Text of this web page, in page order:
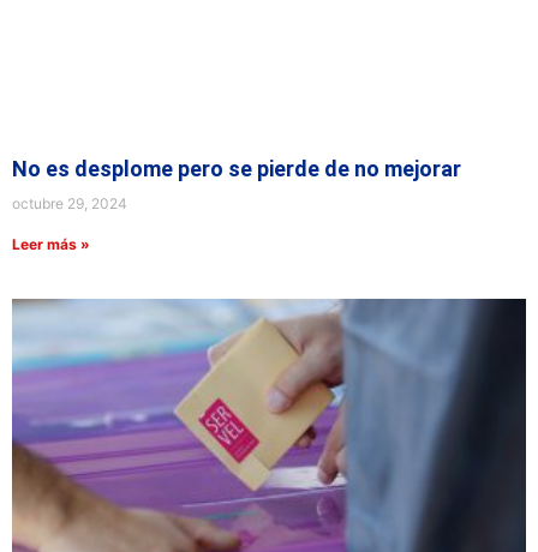
No es desplome pero se pierde de no mejorar
octubre 29, 2024
Leer más »